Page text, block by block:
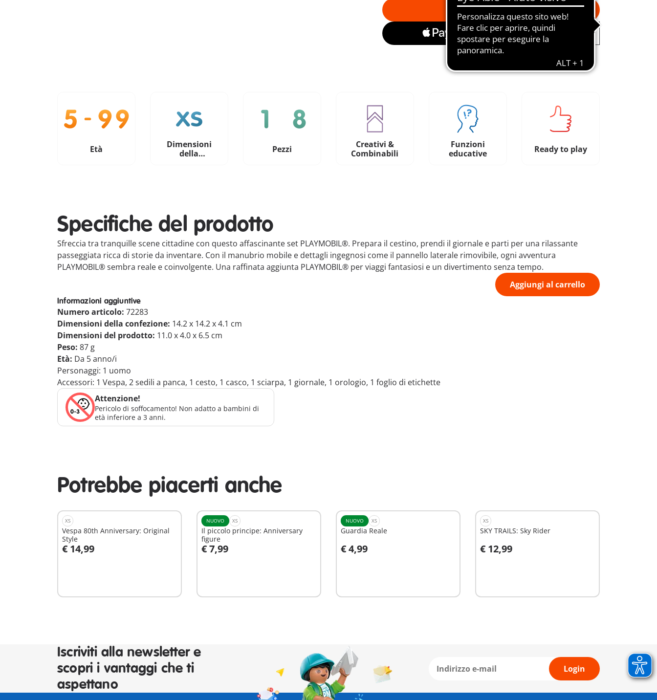
Aggiungi al carrello
Età
Dimensioni
della
Pezzi
Creativi &
Combinabili
Funzioni
educative
Ready to play
Specifiche del prodotto
Sfreccia tra tranquille scene cittadine con questo affascinante set PLAYMOBIL®. Prepara il cestino, prendi il giornale e parti per una rilassante
passeggiata ricca di storie da inventare. Con il manubrio mobile e dettagli ingegnosi come il pannello laterale rimovibile, ogni avventura
PLAYMOBIL® sembra reale e coinvolgente. Una raffinata aggiunta PLAYMOBIL® per viaggi fantasiosi e un divertimento senza tempo.
Aggiungi al carrello
Informazioni aggiuntive
Numero articolo: 72283
Dimensioni della confezione: 14.2 x 14.2 x 4.1 cm
Dimensioni del prodotto: 11.0 x 4.0 x 6.5 cm
Peso: 87 g
Età: Da 5 anno/i
Personaggi: 1 uomo
Accessori: 1 Vespa, 2 sedili a panca, 1 cesto, 1 casco, 1 sciarpa, 1 giornale, 1 orologio, 1 foglio di etichette
Attenzione!
Pericolo di soffocamento! Non adatto a bambini di
età inferiore a 3 anni.
Potrebbe piacerti anche
XS
Vespa 80th Anniversary: Original
Style
€ 14,99
Aggiungi al carrello
NUOVO XS
Il piccolo principe: Anniversary
figure
€ 7,99
Aggiungi al carrello
NUOVO XS
Guardia Reale
€ 4,99
Aggiungi al carrello
XS
SKY TRAILS: Sky Rider
€ 12,99
Aggiungi al carrello
Iscriviti alla newsletter e
scopri i vantaggi che ti
aspettano
Login